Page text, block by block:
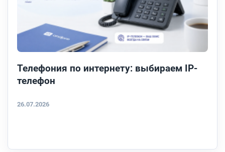
Телефония по интернету: выбираем IP-
телефон
26.07.2026